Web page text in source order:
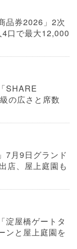
品券2026」2次
口で最大12,000
SHARE
の広さと席数
7月9日グランド
店、屋上庭園も
淀屋橋ゲートタ
と屋上庭園を